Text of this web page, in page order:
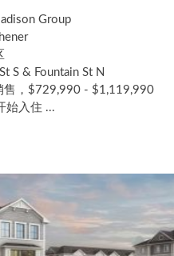
Group
S & Fountain St N
售，$729,990 - $1,119,990
始入住 ...